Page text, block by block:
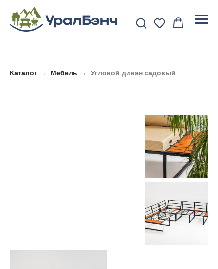
Каталог → Мебель → Угловой диван садовый